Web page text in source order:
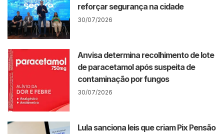
reforçar segurança na cidade
30/07/2026
Anvisa determina recolhimento de lote
de paracetamol após suspeita de
contaminação por fungos
30/07/2026
Lula sanciona leis que criam Pix Pensão